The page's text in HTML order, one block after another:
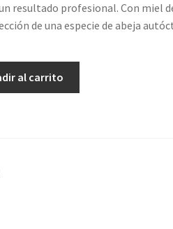
resultado profesional. Con miel
de una especie de abeja
al carrito